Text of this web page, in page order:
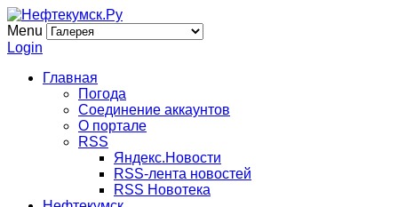
Menu
Login
Главная
Погода
Соединение аккаунтов
О портале
RSS
Яндекс.Новости
RSS-лента новостей
RSS Новотека